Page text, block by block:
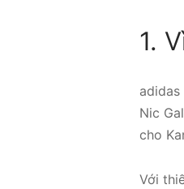
1.
Nic
cho
Với